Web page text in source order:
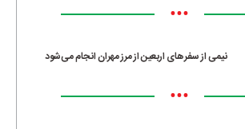
•••
نیمی از سفرهای اربعین از مرز مهران انجام می‌شود
•••